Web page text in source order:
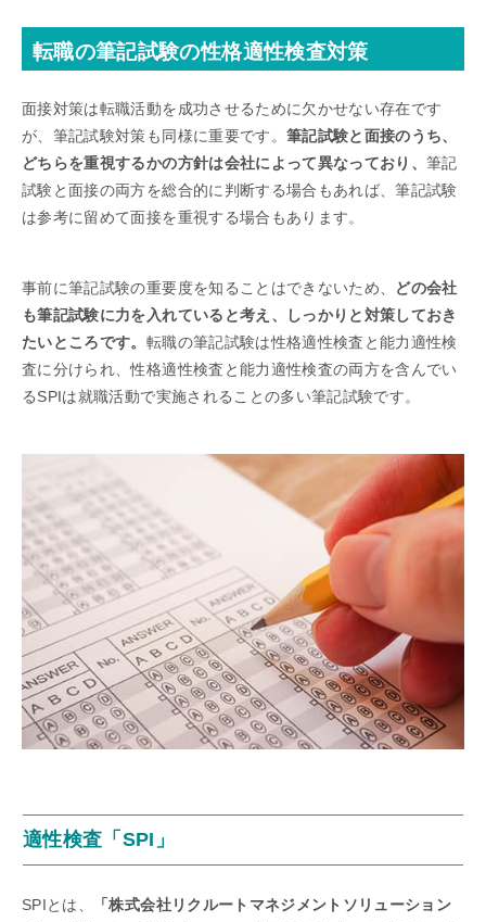
転職の筆記試験の性格適性検査対策
面接対策は転職活動を成功させるために欠かせない存在です
が、筆記試験対策も同様に重要です。 筆記試験と面接のうち、
どちらを重視するかの方針は会社によって異なっており、筆記
試験と面接の両方を総合的に判断する場合もあれば、筆記試験
は参考に留めて面接を重視する場合もあります。
事前に筆記試験の重要度を知ることはできないため、 どの会社
も筆記試験に力を入れていると考え、しっかりと対策しておき
たいところです。 転職の筆記試験は性格適性検査と能力適性検
査に分けられ、性格適性検査と能力適性検査の両方を含んでい
るSPIは就職活動で実施されることの多い筆記試験です。
適性検査「SPI」
SPIとは、
「株式会社リクルートマネジメントソリューション